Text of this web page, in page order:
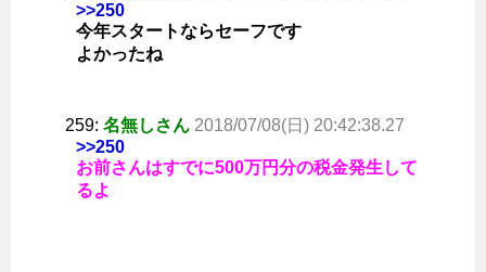
>>250
今年スタートならセーフです
よかったね
259: 名無しさん 2018/07/08(日) 20:42:38.27
>>250
お前さんはすでに500万円分の税金発生して
るよ